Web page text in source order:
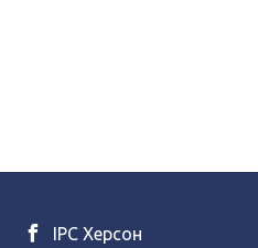
ІРС Херсон